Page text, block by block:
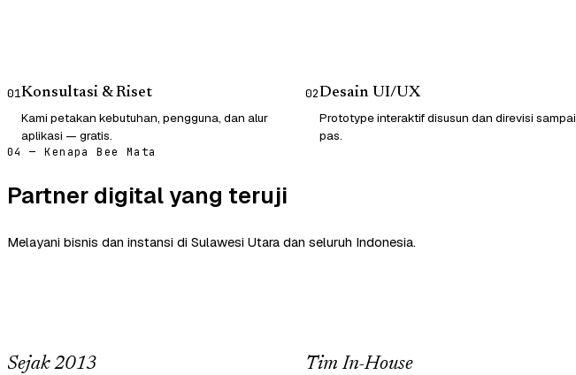
01Konsultasi & Riset
Kami petakan kebutuhan, pengguna, dan alur
aplikasi — gratis.
02Desain UI/UX
Prototype interaktif disusun dan direvisi sampai
pas.
04 — Kenapa Bee Mata
Partner digital yang teruji
Melayani bisnis dan instansi di Sulawesi Utara dan seluruh Indonesia.
Sejak 2013 Tim In-House